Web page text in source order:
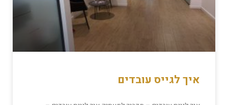
איך לגייס עובדים